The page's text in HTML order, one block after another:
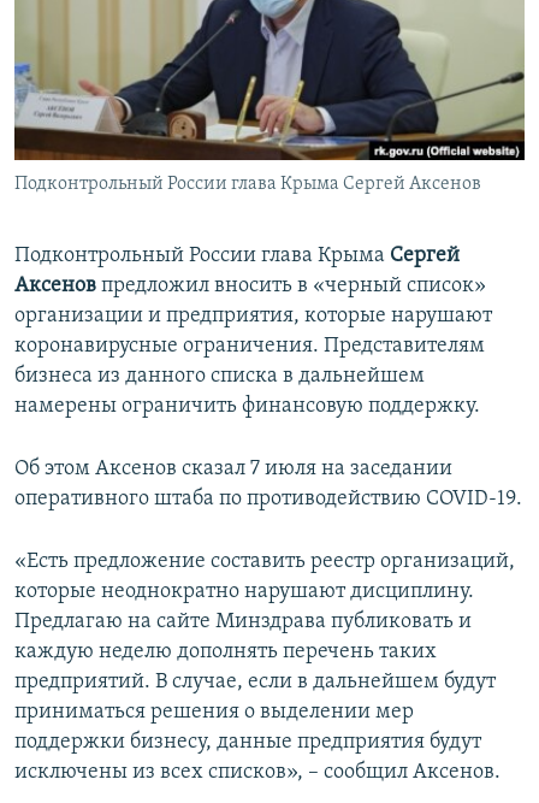
ПОБЕДИТЕЛЕЙ НЕ СУДЯТ?
КРЫМ.НЕПОКОРЕННЫЙ
ELIFBE
УКРАИНСКАЯ ПРОБЛЕМА КРЫМА
Все сайты RFE/RL
Подконтрольный России глава Крыма Сергей Аксенов
Подконтрольный России глава Крыма Сергей
Аксенов предложил вносить в «черный список»
организации и предприятия, которые нарушают
коронавирусные ограничения. Представителям
бизнеса из данного списка в дальнейшем
намерены ограничить финансовую поддержку.
Об этом Аксенов сказал 7 июля на заседании
оперативного штаба по противодействию COVID-19.
«Есть предложение составить реестр организаций,
которые неоднократно нарушают дисциплину.
Предлагаю на сайте Минздрава публиковать и
каждую неделю дополнять перечень таких
предприятий. В случае, если в дальнейшем будут
приниматься решения о выделении мер
поддержки бизнесу, данные предприятия будут
исключены из всех списков», – сообщил Аксенов.